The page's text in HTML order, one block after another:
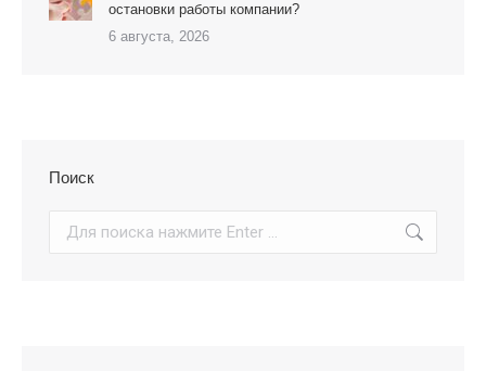
остановки работы компании?
6 августа, 2026
Поиск